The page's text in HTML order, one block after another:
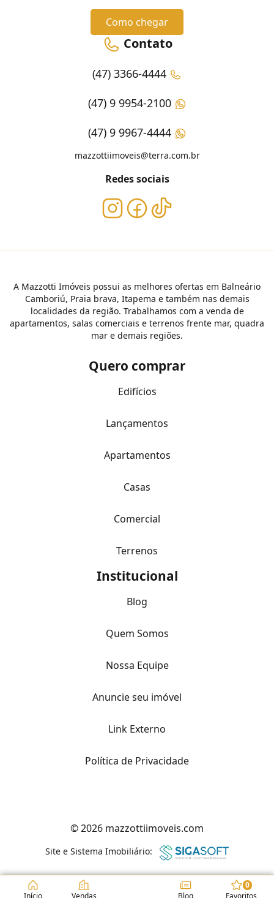
Como chegar
Contato
(47) 3366-4444
(47) 9 9954-2100
(47) 9 9967-4444
mazzottiimoveis@terra.com.br
Redes sociais
A Mazzotti Imóveis possui as melhores ofertas em Balneário
Camboriú, Praia brava, Itapema e também nas demais
localidades da região. Trabalhamos com a venda de
apartamentos, salas comerciais e terrenos frente mar, quadra
mar e demais regiões.
Quero comprar
Edifícios
Lançamentos
Apartamentos
Casas
Comercial
Terrenos
Institucional
Blog
Quem Somos
Nossa Equipe
Anuncie seu imóvel
Link Externo
Política de Privacidade
© 2026 mazzottiimoveis.com
Site e Sistema Imobiliário:
Início Vendas Blog
0
Favoritos